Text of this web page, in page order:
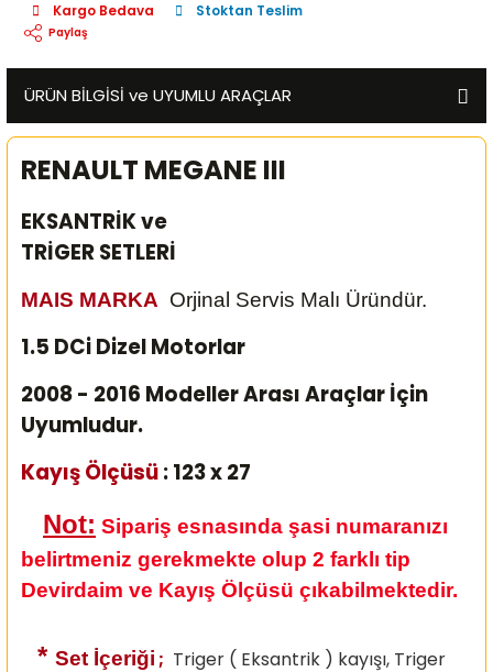
Kargo Bedava Stoktan Teslim
Paylaş
ÜRÜN BİLGİSİ ve UYUMLU ARAÇLAR
RENAULT MEGANE III
EKSANTRİK ve
TRİGER SETLERİ
MAIS MARKA Orjinal Servis Malı Üründür.
1.5 DCi Dizel Motorlar
2008 - 2016 Modeller Arası Araçlar İçin
Uyumludur.
Kayış Ölçüsü: 123 x 27
Not: Sipariş esnasında şasi numaranızı
belirtmeniz gerekmekte olup 2 farklı tip
Devirdaim ve Kayış Ölçüsü çıkabilmektedir.
* Set İçeriği ; Triger ( Eksantrik ) kayışı, Triger